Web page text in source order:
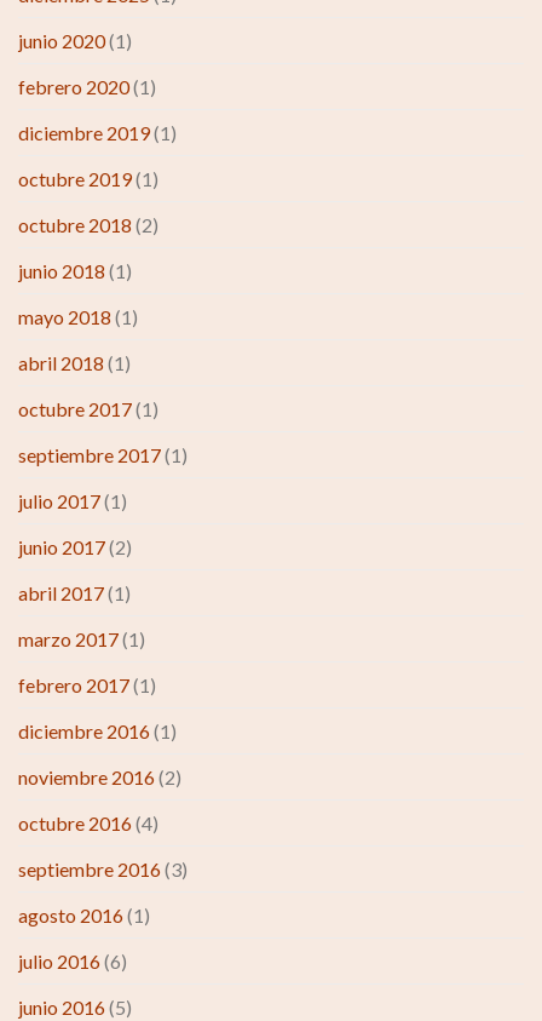
junio 2020(1)
febrero 2020(1)
diciembre 2019(1)
octubre 2019(1)
octubre 2018 (2)
junio 2018 (1)
mayo 2018 (1)
abril 2018 (1)
octubre 2017(1)
septiembre 2017(1)
julio 2017(1)
junio 2017(2)
abril 2017(1)
marzo 2017(1)
febrero 2017(1)
diciembre 2016(1)
noviembre 2016(2)
octubre 2016(4)
septiembre 2016(3)
agosto 2016(1)
julio 2016(6)
junio 2016(5)